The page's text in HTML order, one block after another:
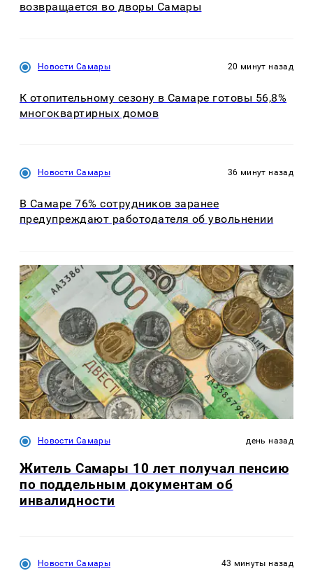
возвращается во дворы Самары
Новости Самары 20 минут назад
К отопительному сезону в Самаре готовы 56,8%
многоквартирных домов
Новости Самары 36 минут назад
В Самаре 76% сотрудников заранее
предупреждают работодателя об увольнении
Новости Самары день назад
Житель Самары 10 лет получал пенсию
по поддельным документам об
инвалидности
Новости Самары 43 минуты назад